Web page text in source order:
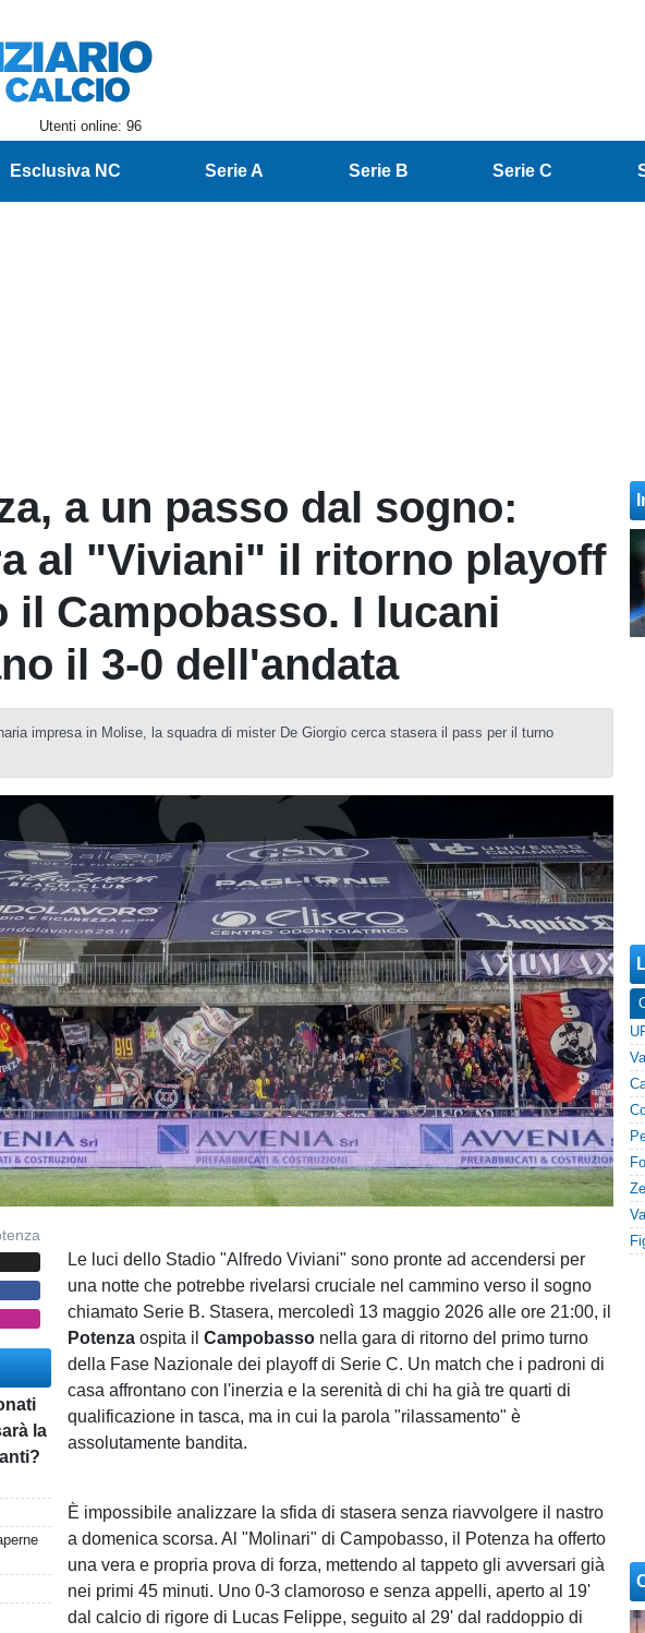
Utenti online: 96
Esclusiva NC Serie A Serie B Serie C
a un passo dal sogno:
al "Viviani" il ritorno playoff
il Campobasso. I lucani
il 3-0 dell'andata
impresa in Molise, la squadra di mister De Giorgio cerca stasera il pass per il turno
la
Le luci dello Stadio "Alfredo Viviani" sono pronte ad accendersi per
una notte che potrebbe rivelarsi cruciale nel cammino verso il sogno
chiamato Serie B. Stasera, mercoledì 13 maggio 2026 alle ore 21:00, il
Potenzaospita ilCampobasso nella gara di ritorno del primo turno
della Fase Nazionale dei playoff di Serie C. Un match che i padroni di
casa affrontano con l'inerzia e la serenità di chi ha già tre quarti di
qualificazione in tasca, ma in cui la parola "rilassamento" è
assolutamente bandita.
È impossibile analizzare la sfida di stasera senza riavvolgere il nastro
a domenica scorsa. Al "Molinari" di Campobasso, il Potenza ha offerto
una vera e propria prova di forza, mettendo al tappeto gli avversari già
nei primi 45 minuti. Uno 0-3 clamoroso e senza appelli, aperto al 19'
dal calcio di rigore di Lucas Felippe, seguito al 29' dal raddoppio di